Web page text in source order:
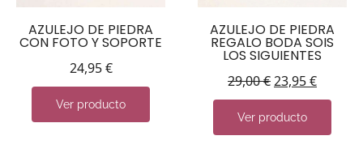
AZULEJO DE PIEDRA
CON FOTO Y SOPORTE
24,95€
Ver producto
AZULEJO DE PIEDRA
REGALO BODA SOIS
LOS SIGUIENTES
29,00€23,95€
Ver producto